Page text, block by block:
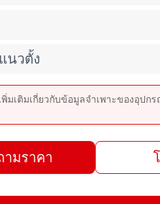
นวตั้ง
พิ่มเติมเกี่ยวกับข้อมูลจำเพาะของอุปก
ามราคา